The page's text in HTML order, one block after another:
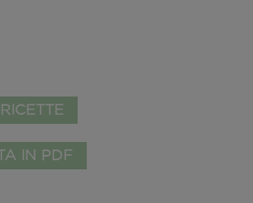
IN PDF